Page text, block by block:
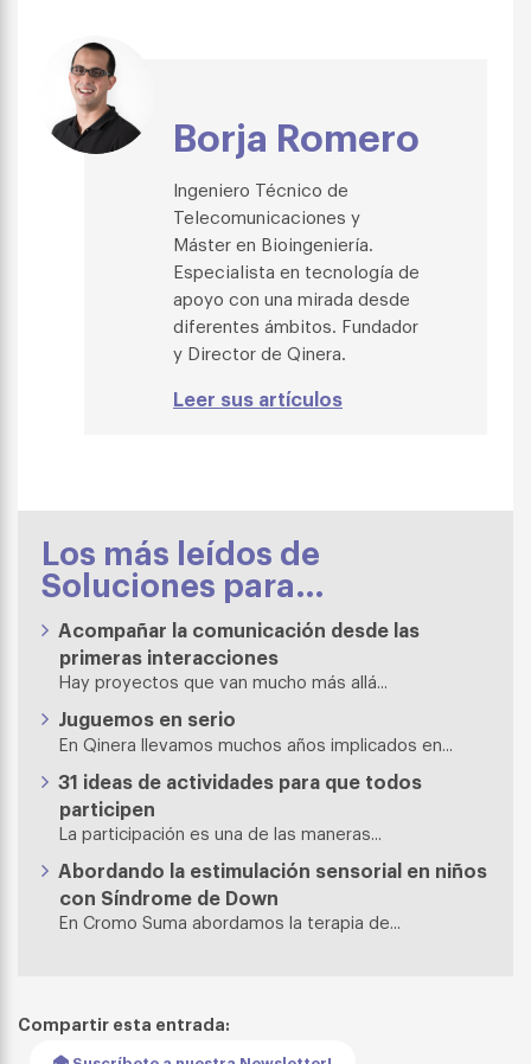
Borja Romero
Ingeniero Técnico de
Telecomunicaciones y
Máster en Bioingeniería.
Especialista en tecnología de
apoyo con una mirada desde
diferentes ámbitos. Fundador
y Director de Qinera.
Leer sus artículos
Los más leídos de
Soluciones para…
Acompañar la comunicación desde las
primeras interacciones
Hay proyectos que van mucho más allá...
Juguemos en serio
En Qinera llevamos muchos años implicados en...
31 ideas de actividades para que todos
participen
La participación es una de las maneras...
Abordando la estimulación sensorial en niños
con Síndrome de Down
En Cromo Suma abordamos la terapia de...
Compartir esta entrada: